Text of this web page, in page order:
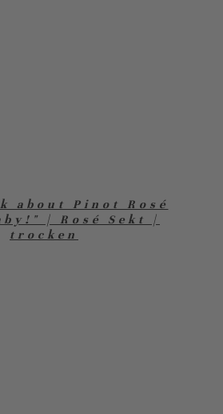
about Pinot Rosé
| Rosé Sekt |
trocken